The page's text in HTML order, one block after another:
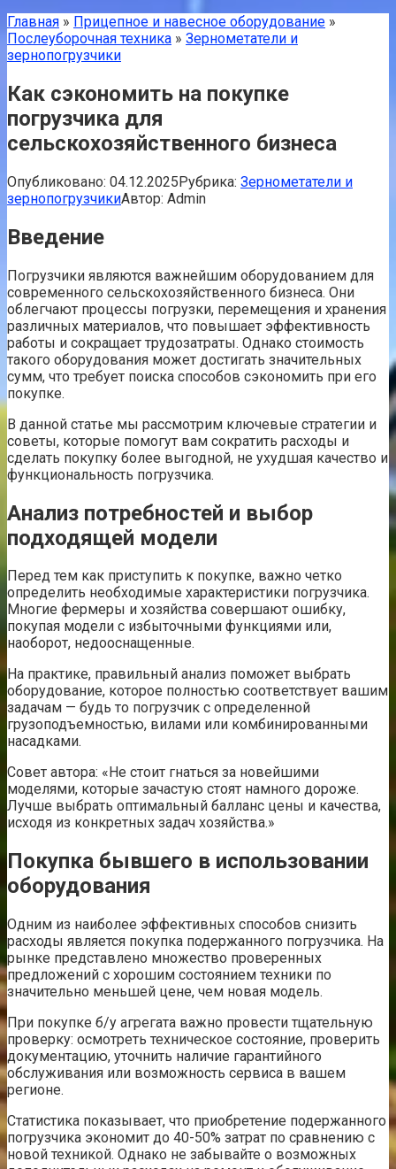
Главная » Прицепное и навесное оборудование »
Послеуборочная техника » Зернометатели и
зернопогрузчики
Как сэкономить на покупке
погрузчика для
сельскохозяйственного бизнеса
Опубликовано: 04.12.2025Рубрика: Зернометатели и
зернопогрузчикиАвтор: Admin
Введение
Погрузчики являются важнейшим оборудованием для
современного сельскохозяйственного бизнеса. Они
облегчают процессы погрузки, перемещения и хранения
различных материалов, что повышает эффективность
работы и сокращает трудозатраты. Однако стоимость
такого оборудования может достигать значительных
сумм, что требует поиска способов сэкономить при его
покупке.
В данной статье мы рассмотрим ключевые стратегии и
советы, которые помогут вам сократить расходы и
сделать покупку более выгодной, не ухудшая качество и
функциональность погрузчика.
Анализ потребностей и выбор
подходящей модели
Перед тем как приступить к покупке, важно четко
определить необходимые характеристики погрузчика.
Многие фермеры и хозяйства совершают ошибку,
покупая модели с избыточными функциями или,
наоборот, недооснащенные.
На практике, правильный анализ поможет выбрать
оборудование, которое полностью соответствует вашим
задачам — будь то погрузчик с определенной
грузоподъемностью, вилами или комбинированными
насадками.
Совет автора: «Не стоит гнаться за новейшими
моделями, которые зачастую стоят намного дороже.
Лучше выбрать оптимальный балланс цены и качества,
исходя из конкретных задач хозяйства.»
Покупка бывшего в использовании
оборудования
Одним из наиболее эффективных способов снизить
расходы является покупка подержанного погрузчика. На
рынке представлено множество проверенных
предложений с хорошим состоянием техники по
значительно меньшей цене, чем новая модель.
При покупке б/у агрегата важно провести тщательную
проверку: осмотреть техническое состояние, проверить
документацию, уточнить наличие гарантийного
обслуживания или возможность сервиса в вашем
регионе.
Статистика показывает, что приобретение подержанного
погрузчика экономит до 40-50% затрат по сравнению с
новой техникой. Однако не забывайте о возможных